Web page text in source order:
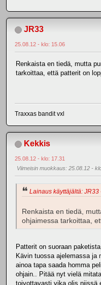
JR33
25.08.12 - klo: 15.06
Renkaista en tiedä, mutta
tarkoittaa, että patterit on
Traxxas bandit vxl
Kekkis
25.08.12 - klo: 17.31
Viimeisin muokkaus: 25.08.12 -
Lainaus käyttäjältä: JR33
Renkaista en tiedä,
ohjaimessa tarkoittaa,
Patterit on suoraan
Kävin tuossa ajelemassa ja
ainoa tapa saada homma
ohjain.. Pitää nyt vielä
toivottavasti vika olis niissä